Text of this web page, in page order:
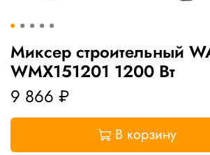
Миксер строительный
WMX151201 1200 Вт
9 866 ₽
В корзину